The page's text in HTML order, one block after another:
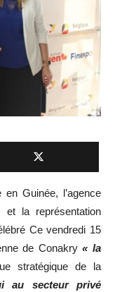
Guinée, l’agence
et la représentation
Ce vendredi 15
de Conakry« la
stratégique de la
au secteur privé